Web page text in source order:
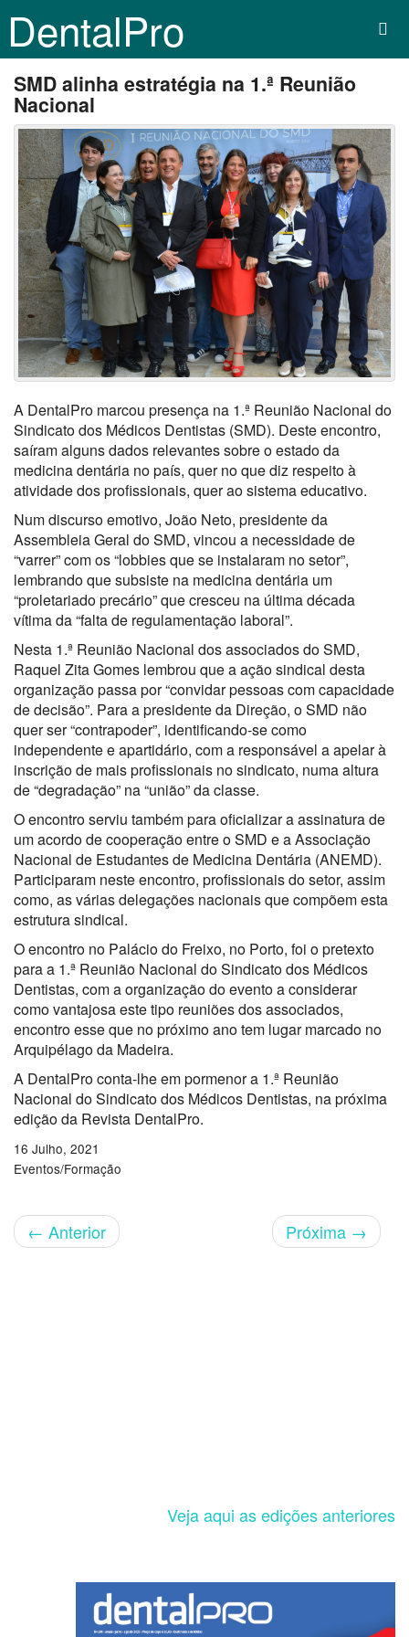
DentalPro
SMD alinha estratégia na 1.ª Reunião
Nacional
A DentalPro marcou presença na 1.ª Reunião Nacional do
Sindicato dos Médicos Dentistas (SMD). Deste encontro,
saíram alguns dados relevantes sobre o estado da
medicina dentária no país, quer no que diz respeito à
atividade dos profissionais, quer ao sistema educativo.
Num discurso emotivo, João Neto, presidente da
Assembleia Geral do SMD, vincou a necessidade de
“varrer” com os “lobbies que se instalaram no setor”,
lembrando que subsiste na medicina dentária um
“proletariado precário” que cresceu na última década
vítima da “falta de regulamentação laboral”.
Nesta 1.ª Reunião Nacional dos associados do SMD,
Raquel Zita Gomes lembrou que a ação sindical desta
organização passa por “convidar pessoas com capacidade
de decisão”. Para a presidente da Direção, o SMD não
quer ser “contrapoder”, identificando-se como
independente e apartidário, com a responsável a apelar à
inscrição de mais profissionais no sindicato, numa altura
de “degradação” na “união” da classe.
O encontro serviu também para oficializar a assinatura de
um acordo de cooperação entre o SMD e a Associação
Nacional de Estudantes de Medicina Dentária (ANEMD).
Participaram neste encontro, profissionais do setor, assim
como, as várias delegações nacionais que compõem esta
estrutura sindical.
O encontro no Palácio do Freixo, no Porto, foi o pretexto
para a 1.ª Reunião Nacional do Sindicato dos Médicos
Dentistas, com a organização do evento a considerar
como vantajosa este tipo reuniões dos associados,
encontro esse que no próximo ano tem lugar marcado no
Arquipélago da Madeira.
A DentalPro conta-lhe em pormenor a 1.ª Reunião
Nacional do Sindicato dos Médicos Dentistas, na próxima
edição da Revista DentalPro.
16 Julho, 2021
Eventos/Formação
← Anterior Próxima →
Veja aqui as edições anteriores